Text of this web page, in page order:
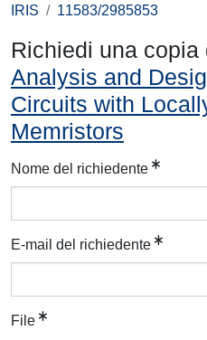
IRIS 11583/2985853
Richiedi una copia
Analysis and
Circuits with
Memristors
Nome del richiedente
E-mail del richiedente
File